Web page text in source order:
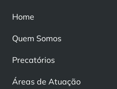
Home
Quem Somos
Precatórios
Áreas de Atuação